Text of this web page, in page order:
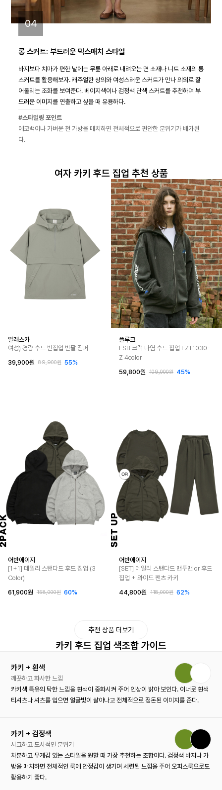
04
롱 스커트: 부드러운 믹스매치 스타일
바지보다 치마가 편한 날에는 무릎 아래로 내려오는 면 소재나 니트 소재의 롱
스커트를 활용해보자. 캐주얼한 상의와 여성스러운 스커트가 만나 의외로 잘
어울리는 조화를 보여준다. 베이지색이나 검정색 단색 스커트를 추천하며 부
드러운 이미지를 연출하고 싶을 때 유용하다.
#스타일링 포인트
에코백이나 가벼운 천 가방을 매치하면 전체적으로 편안한 분위기가 배가된
다.
여자 카키 후드 집업 추천 상품
알래스카
여성) 경량 후드 반집업 반팔 점퍼
39,900원
89,900원 55%
플루크
FSB 크랙 나염 후드 집업 FZT1030-
Z 4color
59,800원
109,000원 45%
어반에이지
[1+1] 데일리 스탠다드 후드 집업 (3
Color)
61,900원
158,000원 60%
어반에이지
[SET] 데일리 스탠다드 맨투맨 or 후드
집업 + 와이드 팬츠 카키
44,800원
118,000원 62%
추천 상품 더보기
카키 후드 집업 색조합 가이드
카키 + 흰색
깨끗하고 화사한 느낌
카키색 특유의 탁한 느낌을 흰색이 중화시켜 주어 인상이 밝아 보인다. 이너로 흰색
티셔츠나 셔츠를 입으면 얼굴빛이 살아나고 전체적으로 정돈된 이미지를 준다.
카키 + 검정색
시크하고 도시적인 분위기
차분하고 무게감 있는 스타일을 원할 때 가장 추천하는 조합이다. 검정색 바지나 가
방을 매치하면 전체적인 룩에 안정감이 생기며 세련된 느낌을 주어 오피스룩으로도
활용하기 좋다.